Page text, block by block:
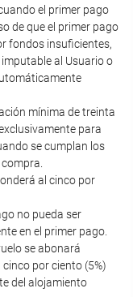
el primer pago
de que el primer pago
fondos insuficientes,
al Usuario o
mínima de treinta
para
se cumplan los
al cinco por
no pueda ser
en el primer pago.
se abonará
por ciento (5%)
del alojamiento